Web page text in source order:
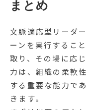
まとめ
文脈適応型リーダ
ーンを実行するこ
取り、その場に応
力は、組織の柔軟
する重要な能力で
きます。